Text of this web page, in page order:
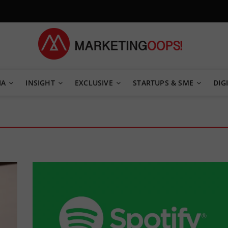
INSIGHT EXCLUSIVE STARTUPS & SME